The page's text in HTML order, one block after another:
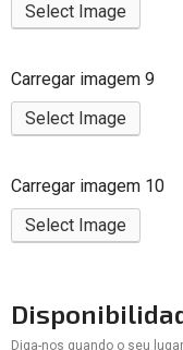
Select Image
Carregar imagem 9
Select Image
Carregar imagem 10
Select Image
Diga-nos quando o seu